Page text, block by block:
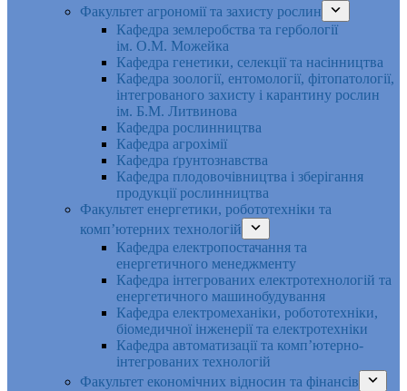
Факультет агрономії та захисту рослин
Кафедра землеробства та гербології
ім. О.М. Можейка
Кафедра генетики, селекції та насінництва
Кафедра зоології, ентомології, фітопатології,
інтегрованого захисту і карантину рослин
ім. Б.М. Литвинова
Кафедра рослинництва
Кафедра агрохімії
Кафедра ґрунтознавства
Кафедра плодовочівництва і зберігання
продукції рослинництва
Факультет енергетики, робототехніки та
комп’ютерних технологій
Кафедра електропостачання та
енергетичного менеджменту
Кафедра інтегрованих електротехнологій та
енергетичного машинобудування
Кафедра електромеханіки, робототехніки,
біомедичної інженерії та електротехніки
Кафедра автоматизації та комп’ютерно-
інтегрованих технологій
Факультет економічних відносин та фінансів